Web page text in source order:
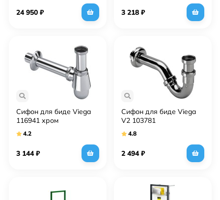
for Style 21 хром (Виега)
24 950 ₽ 3 218 ₽
Сифон для биде Viega
116941 хром
4.2
3 144₽
Сифон для биде Viega
V2 103781
4.8
2 494₽